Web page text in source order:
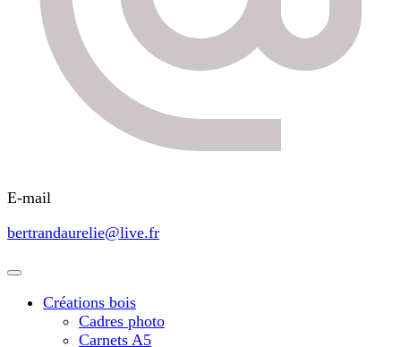
E-mail
bertrandaurelie@live.fr
Créations bois
Cadres photo
Carnets A5